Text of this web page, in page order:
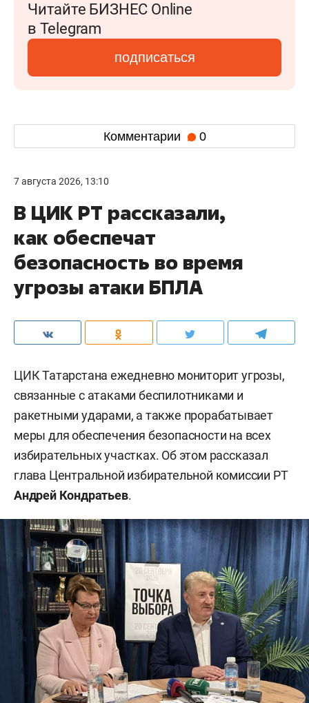
Читайте БИЗНЕС Online
в Telegram
подписаться
Комментарии 0
7 августа 2026, 13:10
В ЦИК РТ рассказали,
как обеспечат
безопасность во время
угрозы атаки БПЛА
ЦИК Татарстана ежедневно мониторит угрозы,
связанные с атаками беспилотниками и
ракетными ударами, а также прорабатывает
меры для обеспечения безопасности на всех
избирательных участках. Об этом рассказал
глава Центральной избирательной комиссии РТ
Андрей Кондратьев.